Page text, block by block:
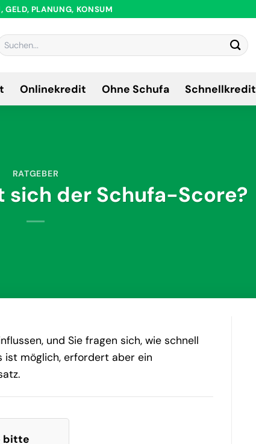
GELD, PLANUNG, KONSUM
Onlinekredit Ohne Schufa Schnellkredit
RATGEBER
sich der Schufa-Score?
und Sie fragen sich, wie schnell
ist möglich, erfordert aber ein
bitte